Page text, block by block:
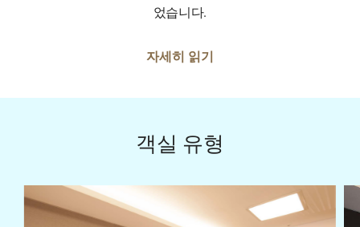
었습니다.
자세히 읽기
객실 유형